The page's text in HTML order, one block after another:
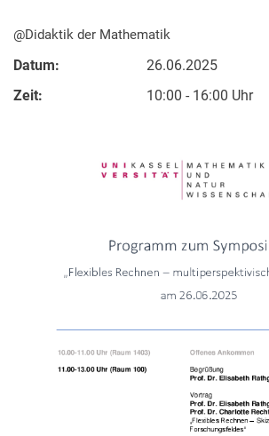
@Didaktik der Mathematik
Datum:
26.06.2025
Zeit:
10:00 - 16:00 Uhr